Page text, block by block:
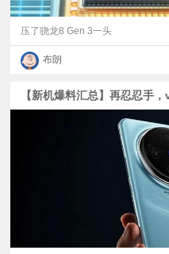
压了骁龙8 Gen 3一头
布朗